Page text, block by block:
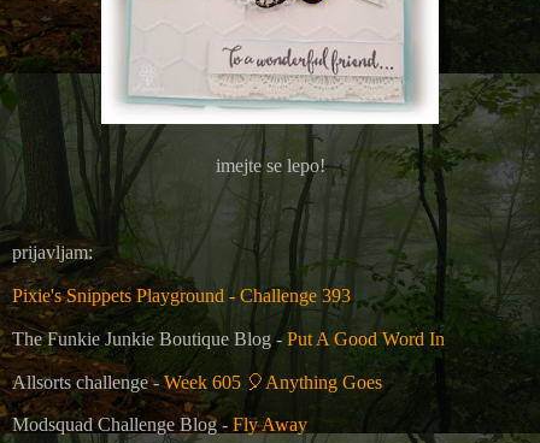
imejte se lepo!
prijavljam:
Pixie's Snippets Playground - Challenge 393
The Funkie Junkie Boutique Blog -Put A Good Word In
Allsorts challenge -Week 605 🎈 Anything Goes
Modsquad Challenge Blog - Fly Away